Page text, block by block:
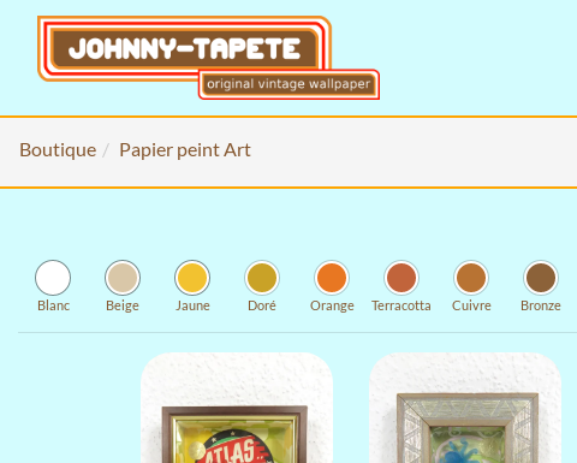
Boutique Papier peint Art
Blanc Beige Jaune Doré Orange Terracotta Cuivre Bronze